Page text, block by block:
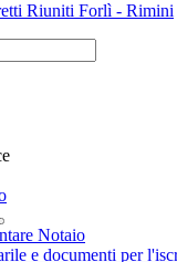
Riuniti Forlì - Rimini
di secondo livello
menù di secondo
Notaio
e documenti per